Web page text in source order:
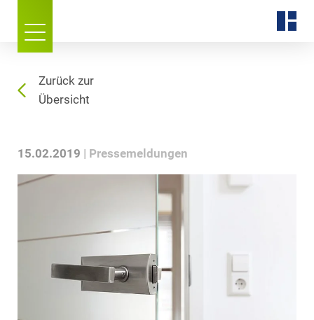
Zurück zur
Übersicht
15.02.2019 Pressemeldungen